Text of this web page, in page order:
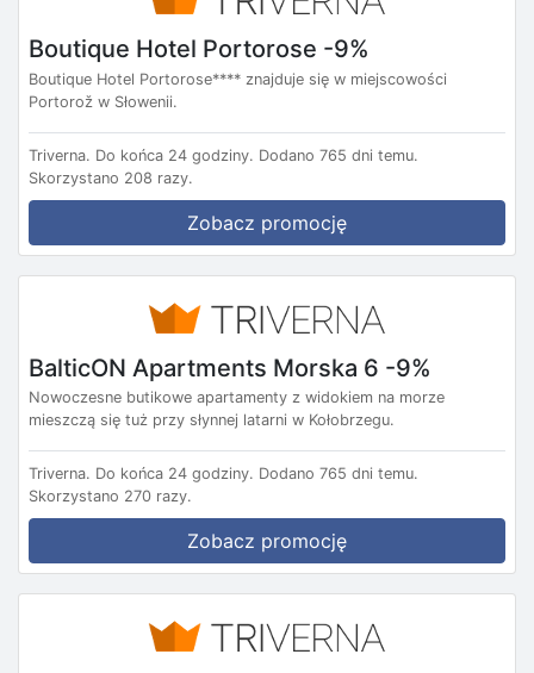
Boutique Hotel Portorose -9%
Boutique Hotel Portorose**** znajduje się w miejscowości
Portorož w Słowenii.
Triverna. Do końca 24 godziny. Dodano 765 dni temu.
Skorzystano 208 razy.
Zobacz promocję
BalticON Apartments Morska 6 -9%
Nowoczesne butikowe apartamenty z widokiem na morze
mieszczą się tuż przy słynnej latarni w Kołobrzegu.
Triverna. Do końca 24 godziny. Dodano 765 dni temu.
Skorzystano 270 razy.
Zobacz promocję